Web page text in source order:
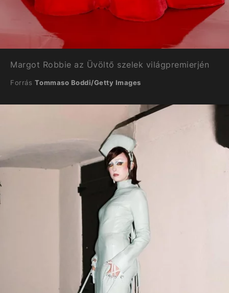
Margot Robbie az Üvöltő szelek világpremierjén
Forrás Tommaso Boddi/Getty Images